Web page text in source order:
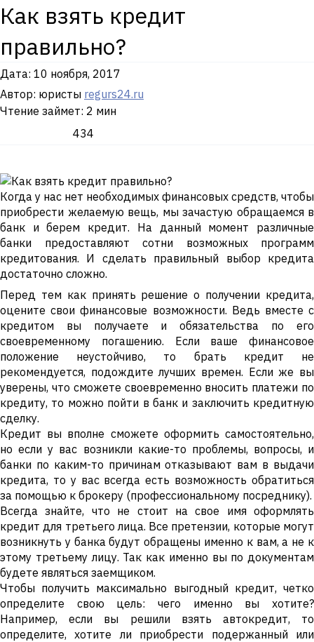
Как взять кредит
правильно?
Дата: 10 ноября, 2017
Автор: юристы regurs24.ru
Чтение займет: 2 мин
434
Когда у нас нет необходимых финансовых средств, чтобы
приобрести желаемую вещь, мы зачастую обращаемся в
банк и берем кредит. На данный момент различные
банки предоставляют сотни возможных программ
кредитования. И сделать правильный выбор кредита
достаточно сложно.
Перед тем как принять решение о получении кредита,
оцените свои финансовые возможности. Ведь вместе с
кредитом вы получаете и обязательства по его
своевременному погашению. Если ваше финансовое
положение неустойчиво, то брать кредит не
рекомендуется, подождите лучших времен. Если же вы
уверены, что сможете своевременно вносить платежи по
кредиту, то можно пойти в банк и заключить кредитную
сделку.
Кредит вы вполне сможете оформить самостоятельно,
но если у вас возникли какие-то проблемы, вопросы, и
банки по каким-то причинам отказывают вам в выдачи
кредита, то у вас всегда есть возможность обратиться
за помощью к брокеру (профессиональному посреднику).
Всегда знайте, что не стоит на свое имя оформлять
кредит для третьего лица. Все претензии, которые могут
возникнуть у банка будут обращены именно к вам, а не к
этому третьему лицу. Так как именно вы по документам
будете являться заемщиком.
Чтобы получить максимально выгодный кредит, четко
определите свою цель: чего именно вы хотите?
Например, если вы решили взять автокредит, то
определите, хотите ли приобрести подержанный или